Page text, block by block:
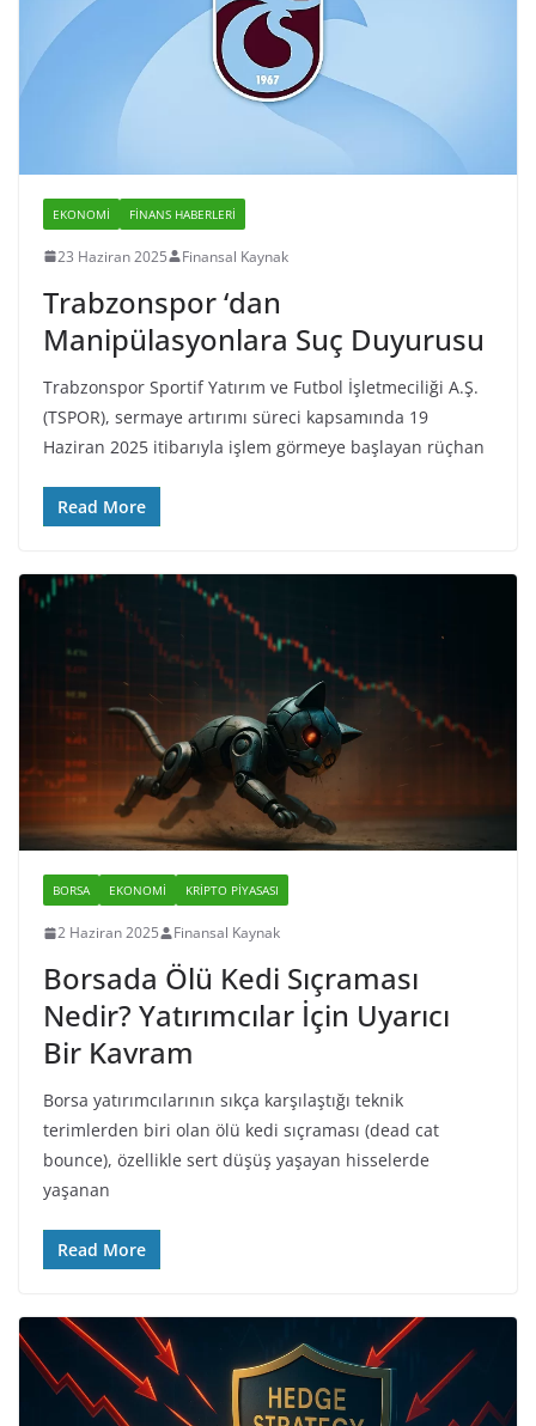
EKONOMI FINANS HABERLERI
23 Haziran 2025 Finansal Kaynak
Trabzonspor ‘dan
Manipülasyonlara Suç Duyurusu
Trabzonspor Sportif Yatırım ve Futbol İşletmeciliği A.Ş.
(TSPOR), sermaye artırımı süreci kapsamında 19
Haziran 2025 itibarıyla işlem görmeye başlayan rüçhan
Read More
BORSA EKONOMI KRIPTO PIYASASI
2 Haziran 2025 Finansal Kaynak
Borsada Ölü Kedi Sıçraması
Nedir? Yatırımcılar İçin Uyarıcı
Bir Kavram
Borsa yatırımcılarının sıkça karşılaştığı teknik
terimlerden biri olan ölü kedi sıçraması (dead cat
bounce), özellikle sert düşüş yaşayan hisselerde
yaşanan
Read More